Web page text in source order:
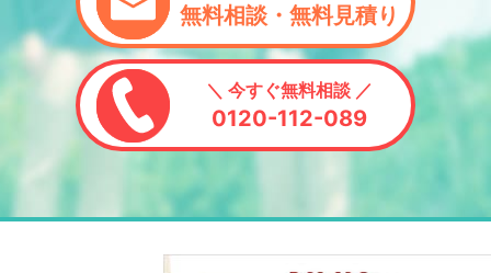
無料相談・無料見積り
＼ 今すぐ無料相談 ／
0120-112-089